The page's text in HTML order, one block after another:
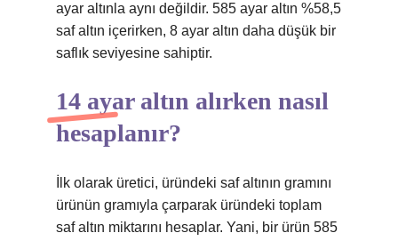
ayar altınla aynı değildir. 585 ayar altın %58,5
saf altın içerirken, 8 ayar altın daha düşük bir
saflık seviyesine sahiptir.
14 ayar altın alırken nasıl
hesaplanır?
İlk olarak üretici, üründeki saf altının gramını
ürünün gramıyla çarparak üründeki toplam
saf altın miktarını hesaplar. Yani, bir ürün 585